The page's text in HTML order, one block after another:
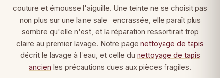
couture et émousse l'aiguille. Une teinte ne se choisit pas
non plus sur une laine sale : encrassée, elle paraît plus
sombre qu'elle n'est, et la réparation ressortirait trop
claire au premier lavage. Notre page nettoyage de tapis
décrit le lavage à l'eau, et celle du nettoyage de tapis
ancien les précautions dues aux pièces fragiles.